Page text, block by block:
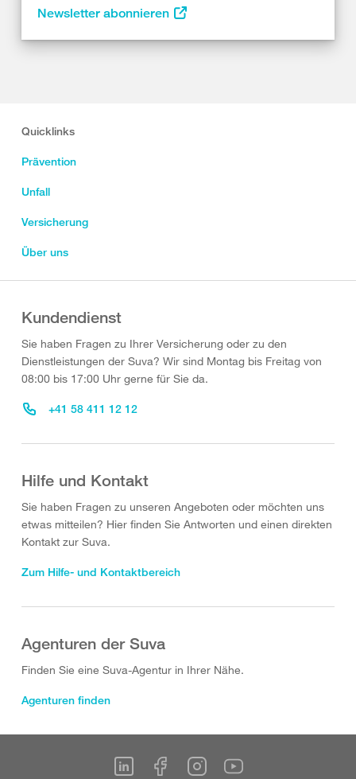
Newsletter abonnieren
Quicklinks
Prävention
Unfall
Versicherung
Über uns
Kundendienst
Sie haben Fragen zu Ihrer Versicherung oder zu den
Dienstleistungen der Suva? Wir sind Montag bis Freitag von
08:00 bis 17:00 Uhr gerne für Sie da.
+41 58 411 12 12
Hilfe und Kontakt
Sie haben Fragen zu unseren Angeboten oder möchten uns
etwas mitteilen? Hier finden Sie Antworten und einen direkten
Kontakt zur Suva.
Zum Hilfe- und Kontaktbereich
Agenturen der Suva
Finden Sie eine Suva-Agentur in Ihrer Nähe.
Agenturen finden